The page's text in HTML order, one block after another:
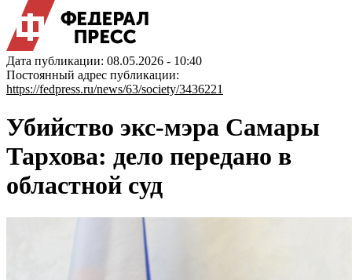
Дата публикации: 08.05.2026 - 10:40
Постоянный адрес публикации:
https://fedpress.ru/news/63/society/3436221
Убийство экс-мэра Самары
Тархова: дело передано в
областной суд